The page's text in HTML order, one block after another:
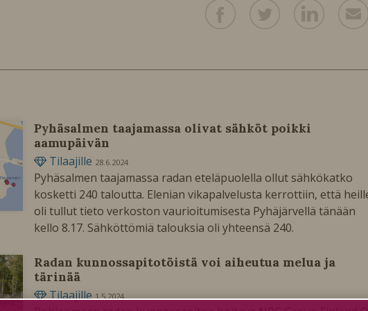
Pyhäsalmen taajamassa olivat sähköt poikki
aamupäivän
Tilaajille 28.6.2024
Pyhäsalmen taajamassa radan eteläpuolella ollut sähkökatko
kosketti 240 taloutta. Elenian vikapalvelusta kerrottiin, että
oli tullut tieto verkoston vaurioitumisesta Pyhäjärvellä tänään
kello 8.17. Sähköttömiä talouksia oli yhteensä 240.
Radan kunnossapitotöistä voi aiheutua melua ja
tärinää
Tilaajille 1.5.2024